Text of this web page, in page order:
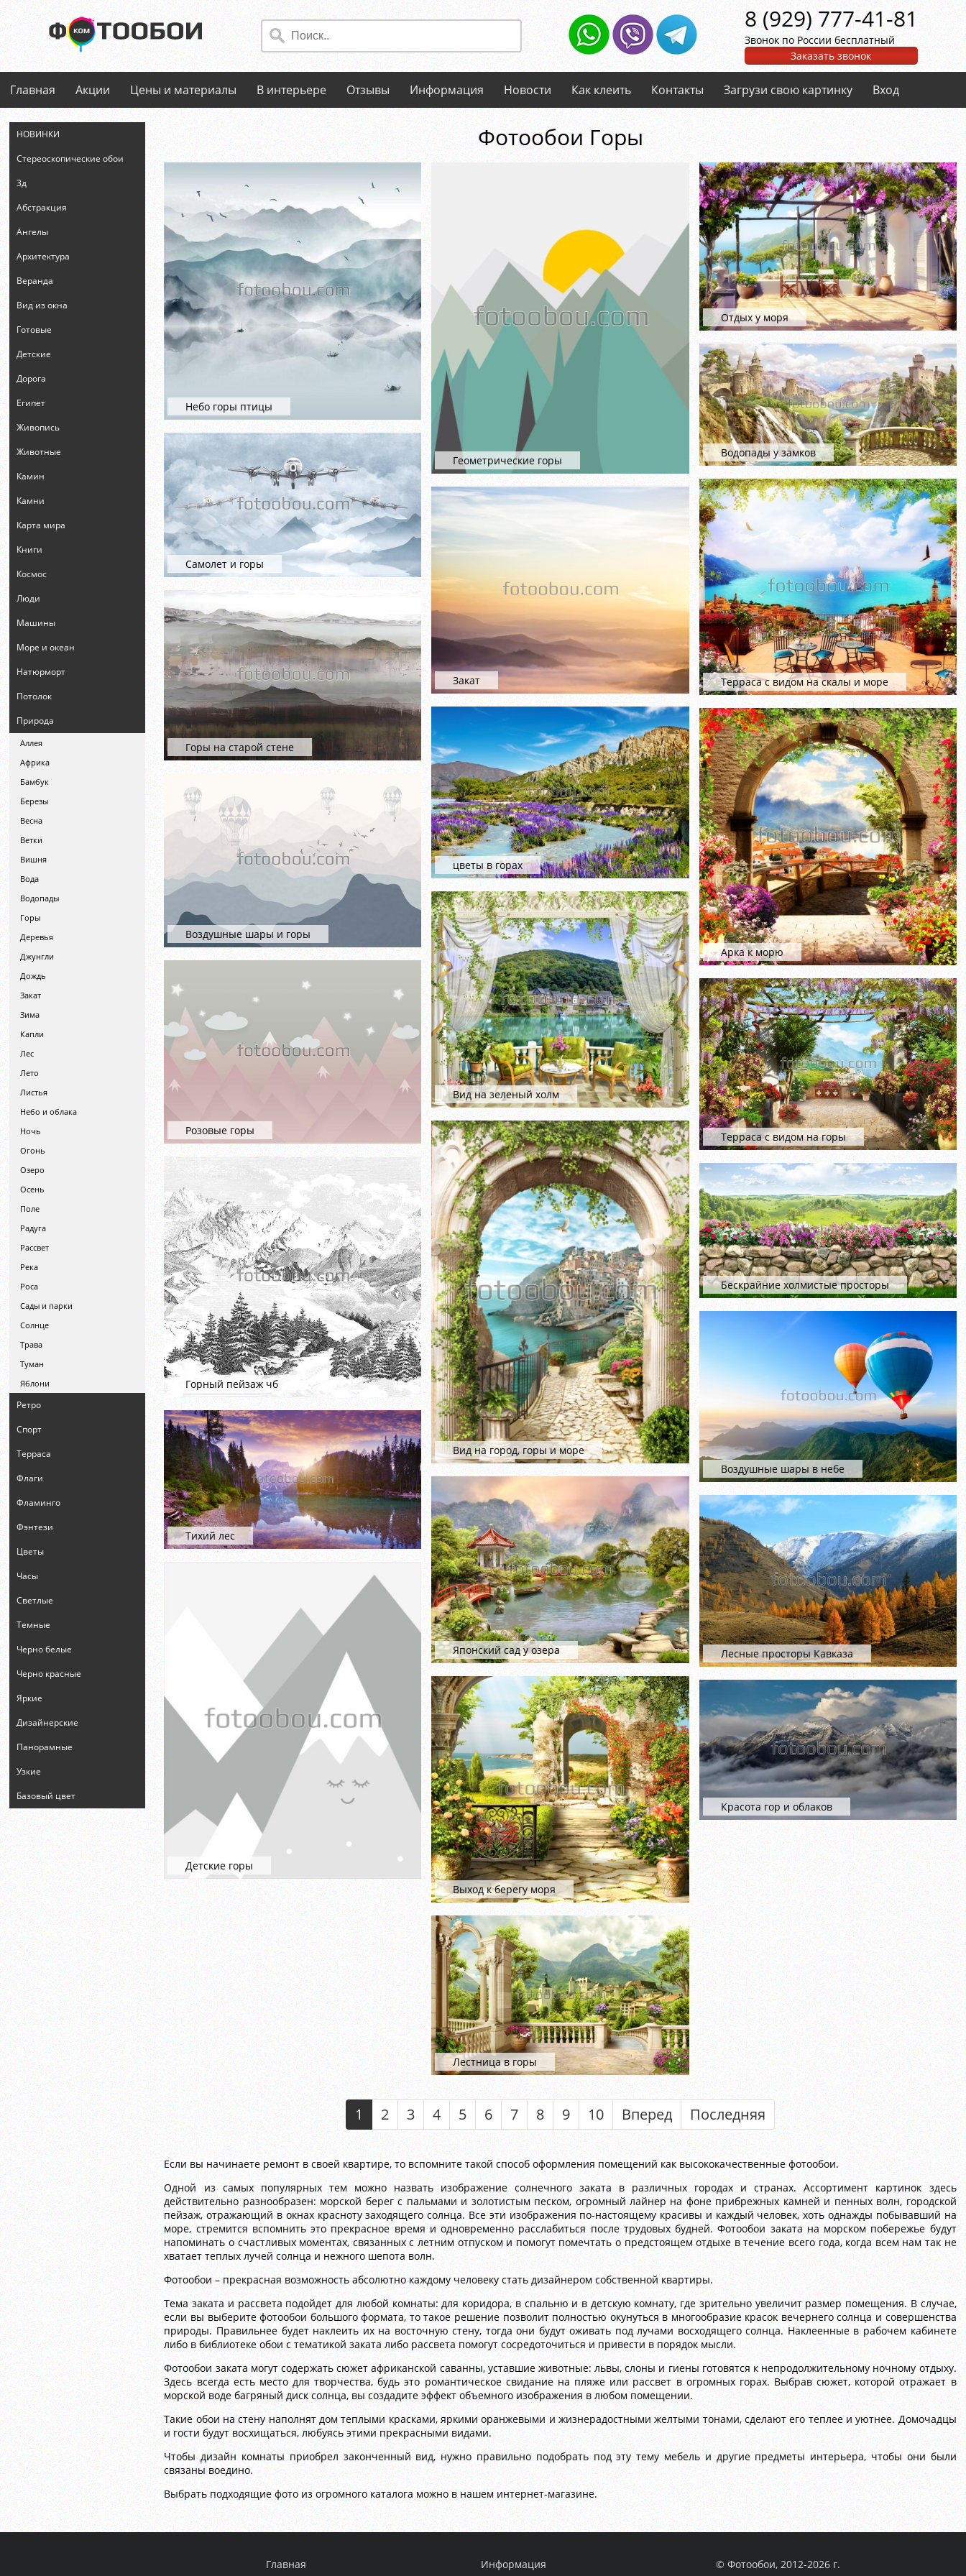
8 (929) 777-41-81
Звонок по России бесплатный
Заказать звонок
Главная Акции Цены и материалы В интерьере Отзывы Информация Новости Как клеить Контакты Загрузи свою картинку Вход
НОВИНКИ
Стереоскопические обои
3д
Абстракция
Ангелы
Архитектура
Веранда
Вид из окна
Готовые
Детские
Дорога
Египет
Живопись
Животные
Камин
Камни
Карта мира
Книги
Космос
Люди
Машины
Море и океан
Натюрморт
Потолок
Природа
Аллея
Африка
Бамбук
Березы
Весна
Ветки
Вишня
Вода
Водопады
Горы
Деревья
Джунгли
Дождь
Закат
Зима
Капли
Лес
Лето
Листья
Небо и облака
Ночь
Огонь
Озеро
Осень
Поле
Радуга
Рассвет
Река
Роса
Сады и парки
Солнце
Трава
Туман
Яблони
Ретро
Спорт
Терраса
Флаги
Фламинго
Фэнтези
Цветы
Часы
Светлые
Темные
Черно белые
Черно красные
Яркие
Дизайнерские
Панорамные
Узкие
Базовый цвет
Фотообои Горы
Небо горы птицы
Самолет и горы
Горы на старой стене
Воздушные шары и горы
Розовые горы
Горный пейзаж чб
Тихий лес
Детские горы
Геометрические горы
Закат
цветы в горах
Вид на зеленый холм
Вид на город, горы и море
Японский сад у озера
Выход к берегу моря
Лестница в горы
Отдых у моря
Водопады у замков
Терраса с видом на скалы и море
Арка к морю
Терраса с видом на горы
Бескрайние холмистые просторы
Воздушные шары в небе
Лесные просторы Кавказа
Красота гор и облаков
1 2 3 4 5 6 7 8 9 10 Вперед Последняя
Если вы начинаете ремонт в своей квартире, то вспомните такой способ оформления помещений как высококачественные фотообои.
Одной из самых популярных тем можно назвать изображение солнечного заката в различных городах и странах. Ассортимент картинок здесь
действительно разнообразен: морской берег с пальмами и золотистым песком, огромный лайнер на фоне прибрежных камней и пенных волн, городской
пейзаж, отражающий в окнах красноту заходящего солнца. Все эти изображения по-настоящему красивы и каждый человек, хоть однажды побывавший на
море, стремится вспомнить это прекрасное время и одновременно расслабиться после трудовых будней. Фотообои заката на морском побережье будут
напоминать о счастливых моментах, связанных с летним отпуском и помогут помечтать о предстоящем отдыхе в течение всего года, когда всем нам так не
хватает теплых лучей солнца и нежного шепота волн.
Фотообои – прекрасная возможность абсолютно каждому человеку стать дизайнером собственной квартиры.
Тема заката и рассвета подойдет для любой комнаты: для коридора, в спальню и в детскую комнату, где зрительно увеличит размер помещения. В случае,
если вы выберите фотообои большого формата, то такое решение позволит полностью окунуться в многообразие красок вечернего солнца и совершенства
природы. Правильнее будет наклеить их на восточную стену, тогда они будут оживать под лучами восходящего солнца. Наклеенные в рабочем кабинете
либо в библиотеке обои с тематикой заката либо рассвета помогут сосредоточиться и привести в порядок мысли.
Фотообои заката могут содержать сюжет африканской саванны, уставшие животные: львы, слоны и гиены готовятся к непродолжительному ночному отдыху.
Здесь всегда есть место для творчества, будь это романтическое свидание на пляже или рассвет в огромных горах. Выбрав сюжет, которой отражает в
морской воде багряный диск солнца, вы создадите эффект объемного изображения в любом помещении.
Такие обои на стену наполнят дом теплыми красками, яркими оранжевыми и жизнерадостными желтыми тонами, сделают его теплее и уютнее. Домочадцы
и гости будут восхищаться, любуясь этими прекрасными видами.
Чтобы дизайн комнаты приобрел законченный вид, нужно правильно подобрать под эту тему мебель и другие предметы интерьера, чтобы они были
связаны воедино.
Выбрать подходящие фото из огромного каталога можно в нашем интернет-магазине.
Главная Информация © Фотообои, 2012-2026 г.